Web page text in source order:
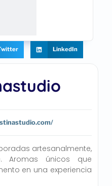
artesanalmente,
Aromas únicos que
en una experiencia
LinkedIn